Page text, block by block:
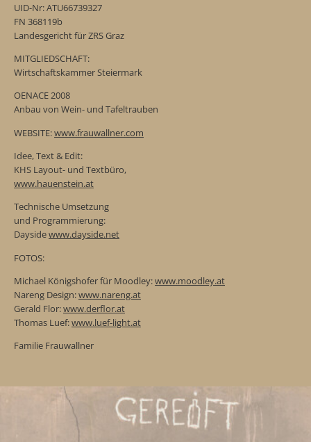
UID-Nr: ATU66739327
FN 368119b
Landesgericht für ZRS Graz
MITGLIEDSCHAFT:
Wirtschaftskammer Steiermark
OENACE 2008
Anbau von Wein- und Tafeltrauben
WEBSITE:www.frauwallner.com
Idee, Text & Edit:
KHS Layout- und Textbüro,
www.hauenstein.at
Technische Umsetzung
und Programmierung:
Daysidewww.dayside.net
FOTOS:
Michael Königshofer für Moodley:www.moodley.at
Nareng Design:www.nareng.at
Gerald Flor:www.derflor.at
Thomas Luef:www.luef-light.at
Familie Frauwallner